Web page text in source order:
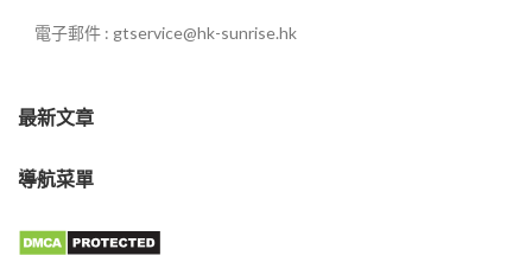
電子郵件 : gtservice@hk-sunrise.hk
最新文章
導航菜單